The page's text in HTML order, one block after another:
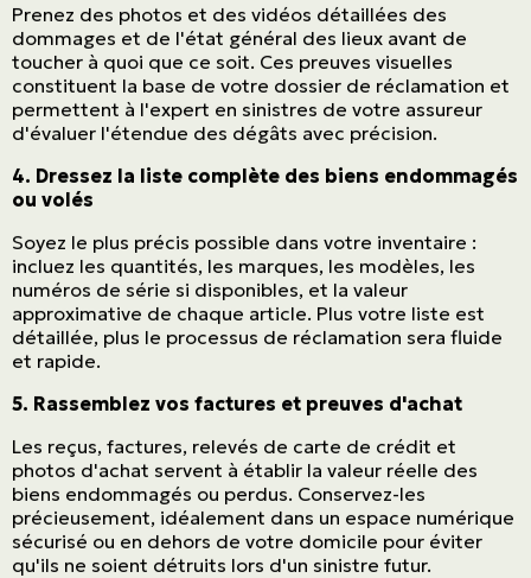
Prenez des photos et des vidéos détaillées des
dommages et de l'état général des lieux avant de
toucher à quoi que ce soit. Ces preuves visuelles
constituent la base de votre dossier de réclamation et
permettent à l'expert en sinistres de votre assureur
d'évaluer l'étendue des dégâts avec précision.
4. Dressez la liste complète des biens endommagés
ou volés
Soyez le plus précis possible dans votre inventaire :
incluez les quantités, les marques, les modèles, les
numéros de série si disponibles, et la valeur
approximative de chaque article. Plus votre liste est
détaillée, plus le processus de réclamation sera fluide
et rapide.
5. Rassemblez vos factures et preuves d'achat
Les reçus, factures, relevés de carte de crédit et
photos d'achat servent à établir la valeur réelle des
biens endommagés ou perdus. Conservez-les
précieusement, idéalement dans un espace numérique
sécurisé ou en dehors de votre domicile pour éviter
qu'ils ne soient détruits lors d'un sinistre futur.